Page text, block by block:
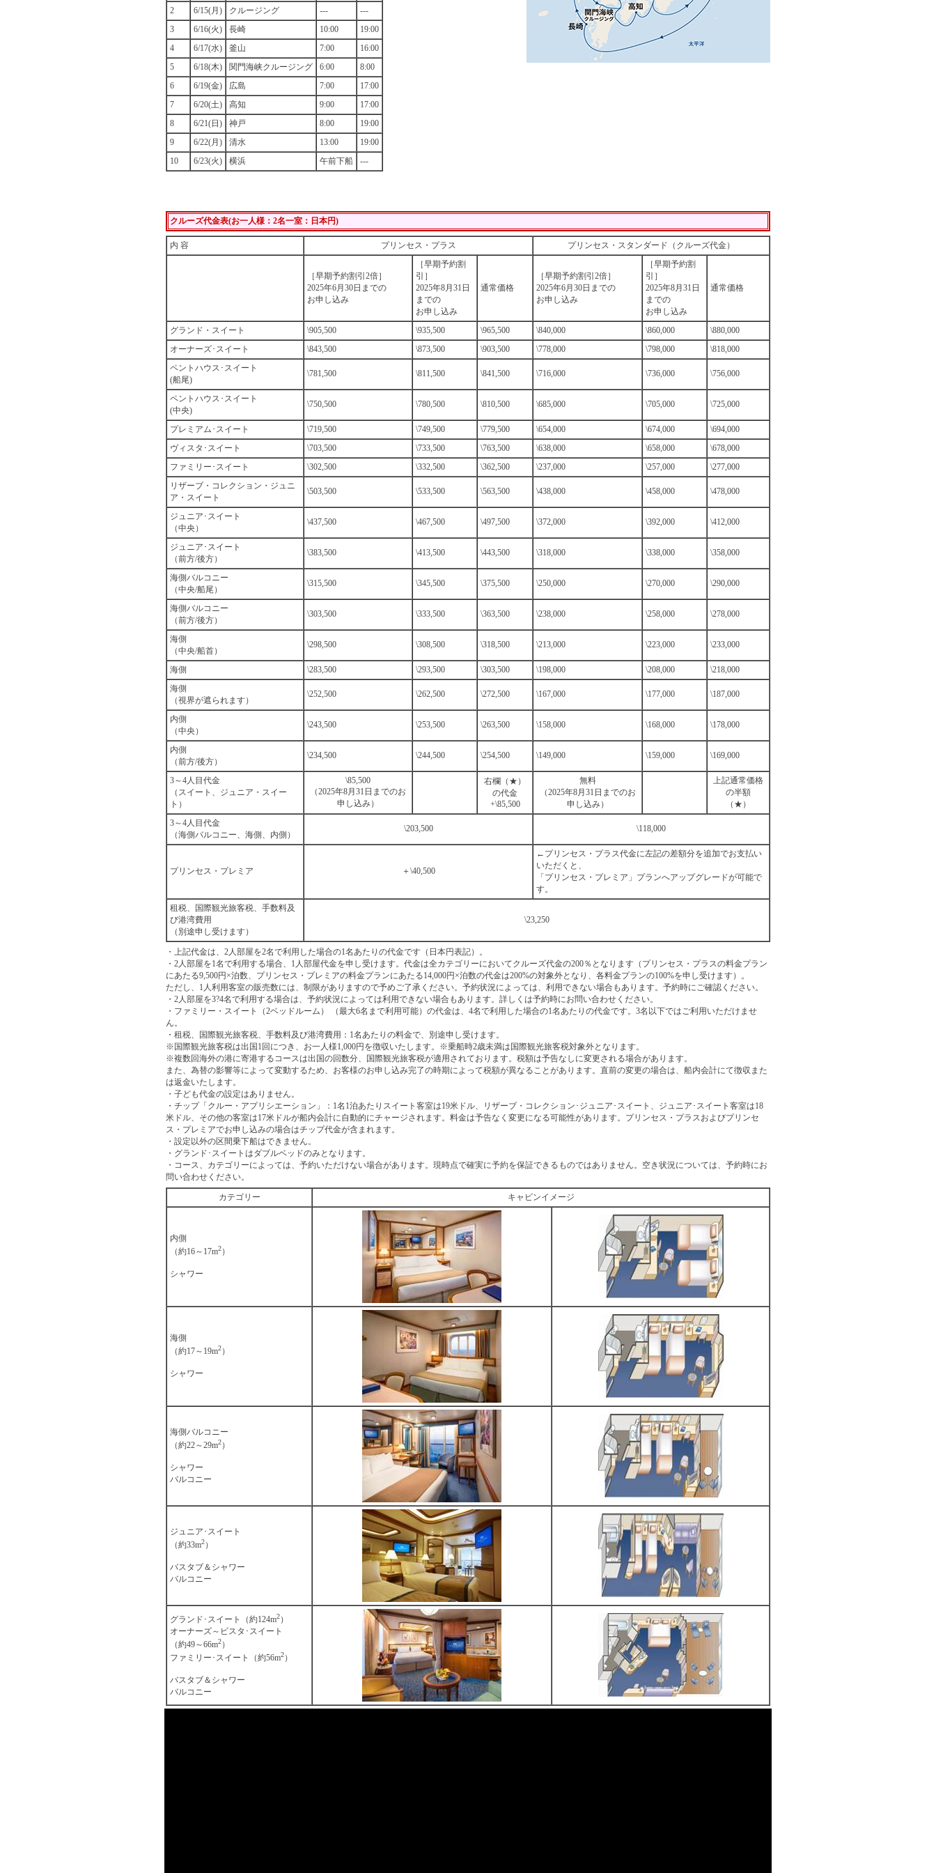
2 6/15(月) クルージング ---
---
3
6/16(火) 長崎 10:00
19:00
4
6/17(水) 釜山 7:00
16:00
5
6/18(木) 関門海峡クルージング 6:00
8:00
6
6/19(金) 広島 7:00
17:00
7
6/20(土) 高知 9:00
17:00
8
6/21(日) 神戸 8:00
19:00
9
6/22(月) 清水 13:00
19:00
10
6/23(火) 横浜 午前下船 ---
クルーズ代金表(お一人様：2名一室：日本円)
内 容 プリンセス・プラス プリンセス・スタンダード（クルーズ代金）
［早期予約割引2倍］
2025年6月30日までの
お申し込み
［早期予約割
引］
2025年8月31日
までの
お申し込み
通常価格
［早期予約割引2倍］
2025年6月30日までの
お申し込み
［早期予約割
引］
2025年8月31日
までの
お申し込み
通常価格
グランド・スイート \905,500 \935,500 \965,500 \840,000 \860,000
\880,000
オーナーズ･スイート
\843,500 \873,500 \903,500 \778,000 \798,000
\818,000
ペントハウス･スイート
(船尾)
\781,500 \811,500 \841,500 \716,000 \736,000 \756,000
ペントハウス･スイート
(中央)
\750,500 \780,500 \810,500 \685,000 \705,000 \725,000
プレミアム･スイート \719,500 \749,500 \779,500 \654,000 \674,000
\694,000
ヴィスタ･スイート
\703,500 \733,500 \763,500 \638,000 \658,000
\678,000
ファミリー･スイート
\302,500 \332,500 \362,500 \237,000 \257,000
\277,000
リザーブ・コレクション・ジュニ
ア・スイート
\503,500 \533,500 \563,500 \438,000 \458,000 \478,000
ジュニア･スイート
（中央）
\437,500 \467,500 \497,500 \372,000 \392,000 \412,000
ジュニア･スイート
（前方/後方）
\383,500 \413,500 \443,500 \318,000 \338,000 \358,000
海側バルコニー
（中央/船尾）
\315,500 \345,500 \375,500 \250,000 \270,000 \290,000
海側バルコニー
（前方/後方）
\303,500 \333,500 \363,500 \238,000 \258,000 \278,000
海側
（中央/船首）
\298,500 \308,500 \318,500 \213,000 \223,000 \233,000
海側 \283,500 \293,500 \303,500 \198,000 \208,000
\218,000
海側
（視界が遮られます）
\252,500 \262,500 \272,500 \167,000 \177,000 \187,000
内側
（中央）
\243,500 \253,500 \263,500 \158,000 \168,000 \178,000
内側
（前方/後方）
\234,500 \244,500 \254,500 \149,000 \159,000 \169,000
3～4人目代金
（スイート、ジュニア・スイー
ト）
\85,500
（2025年8月31日までのお
申し込み）
右欄（★）
の代金
+\85,500
無料
（2025年8月31日までのお
申し込み）
上記通常価格
の半額
（★）
3～4人目代金
（海側バルコニー、海側、内側）
\203,500 \118,000
プリンセス・プレミア ＋\40,500
←プリンセス・プラス代金に左記の差額分を追加でお支払い
いただくと、
「プリンセス・プレミア」プランへアップグレードが可能で
す。
租税、国際観光旅客税、手数料及
び港湾費用
（別途申し受けます）
\23,250
・上記代金は、2人部屋を2名で利用した場合の1名あたりの代金です（日本円表記）。
・2人部屋を1名で利用する場合、1人部屋代金を申し受けます。代金は全カテゴリーにおいてクルーズ代金の200％となります（プリンセス・プラスの料金プラン
にあたる9,500円×泊数、プリンセス・プレミアの料金プランにあたる14,000円×泊数の代金は200%の対象外となり、各料金プランの100%を申し受けます）。
ただし、1人利用客室の販売数には、制限がありますので予めご了承ください。予約状況によっては、利用できない場合もあります。予約時にご確認ください。
・2人部屋を3?4名で利用する場合は、予約状況によっては利用できない場合もあります。詳しくは予約時にお問い合わせください。
・ファミリー・スイート（2ベッドルーム） （最大6名まで利用可能）の代金は、4名で利用した場合の1名あたりの代金です。3名以下ではご利用いただけませ
ん。
・租税、国際観光旅客税、手数料及び港湾費用：1名あたりの料金で、別途申し受けます。
※国際観光旅客税は出国1回につき、お一人様1,000円を徴収いたします。※乗船時2歳未満は国際観光旅客税対象外となります。
※複数回海外の港に寄港するコースは出国の回数分、国際観光旅客税が適用されております。税額は予告なしに変更される場合があります。
また、為替の影響等によって変動するため、お客様のお申し込み完了の時期によって税額が異なることがあります。直前の変更の場合は、船内会計にて徴収また
は返金いたします。
・子ども代金の設定はありません。
・チップ「クルー・アプリシエーション」：1名1泊あたりスイート客室は19米ドル、リザーブ・コレクション･ジュニア･スイート、ジュニア･スイート客室は18
米ドル、その他の客室は17米ドルが船内会計に自動的にチャージされます。料金は予告なく変更になる可能性があります。プリンセス・プラスおよびプリンセ
ス・プレミアでお申し込みの場合はチップ代金が含まれます。
・設定以外の区間乗下船はできません。
・グランド･スイートはダブルベッドのみとなります。
・コース、カテゴリーによっては、予約いただけない場合があります。現時点で確実に予約を保証できるものではありません。空き状況については、予約時にお
問い合わせください。
カテゴリー キャビンイメージ
内側
（約16～17m2）
シャワー
海側
（約17～19m2）
シャワー
海側バルコニー
（約22～29m2）
シャワー
バルコニー
ジュニア･スイート
（約33m2）
バスタブ＆シャワー
バルコニー
グランド･スイート（約124m2）
オーナーズ～ビスタ･スイート
（約49～66m2）
ファミリー･スイート（約56m2）
バスタブ＆シャワー
バルコニー